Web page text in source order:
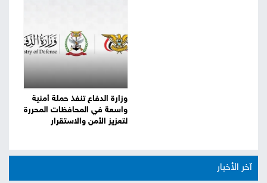
وزارة الدفاع تنفذ حملة أمنية
واسعة في المحافظات المحررة
لتعزيز الأمن والاستقرار
آخر الأخبار